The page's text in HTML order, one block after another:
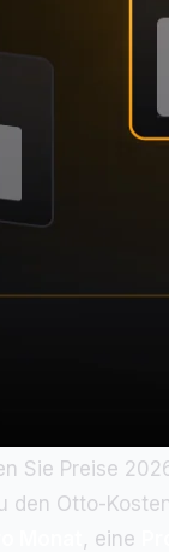
Sie Preise
den Otto-
, eine